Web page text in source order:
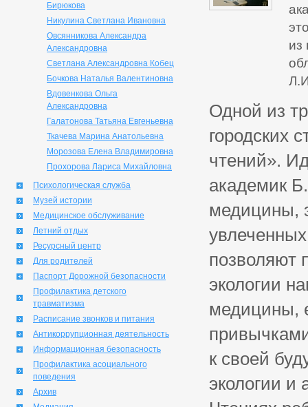
Бирюкова
Никулина Светлана Ивановна
Овсянникова Александра
Александровна
Светлана Александровна Кобец
Бочкова Наталья Валентиновна
Вдовенкова Ольга
Александровна
Галатонова Татьяна Евгеньевна
Ткачева Марина Анатольевна
Морозова Елена Владимировна
Прохорова Лариса Михайловна
Психологическая служба
Музей истории
Медицинское обслуживание
Летний отдых
Ресурсный центр
Для родителей
Паспорт Дорожной безопасности
Профилактика детского
травматизма
Расписание звонков и питания
Антикоррупционная деятельность
Информационная безопасность
Профилактика асоциального
поведения
Архив
из
Одной из
городских
чтений».
академик
медицины,
позволяют
экологии
медицины,
к своей
экологии и